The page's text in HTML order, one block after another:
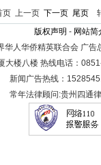
页 上一页 下一页 尾页
版权声明 - 网站简
华人华侨精英联合会 广
大楼八楼 热线电话：
新闻广告热线：
常年法律顾问:贵州四通